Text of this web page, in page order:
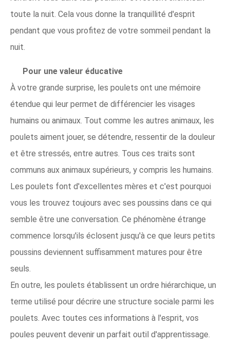
toute la nuit. Cela vous donne la tranquillité d'esprit
pendant que vous profitez de votre sommeil pendant la
nuit.
Pour une valeur éducative
À votre grande surprise, les poulets ont une mémoire
étendue qui leur permet de différencier les visages
humains ou animaux. Tout comme les autres animaux, les
poulets aiment jouer, se détendre, ressentir de la douleur
et être stressés, entre autres. Tous ces traits sont
communs aux animaux supérieurs, y compris les humains.
Les poulets font d'excellentes mères et c'est pourquoi
vous les trouvez toujours avec ses poussins dans ce qui
semble être une conversation. Ce phénomène étrange
commence lorsqu'ils éclosent jusqu'à ce que leurs petits
poussins deviennent suffisamment matures pour être
seuls.
En outre, les poulets établissent un ordre hiérarchique, un
terme utilisé pour décrire une structure sociale parmi les
poulets. Avec toutes ces informations à l'esprit, vos
poules peuvent devenir un parfait outil d'apprentissage.